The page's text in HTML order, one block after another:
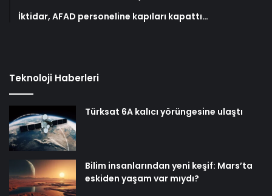
İktidar, AFAD personeline kapıları kapattı…
Teknoloji Haberleri
Türksat 6A kalıcı yörüngesine ulaştı
Bilim insanlarından yeni keşif: Mars’ta
eskiden yaşam var mıydı?